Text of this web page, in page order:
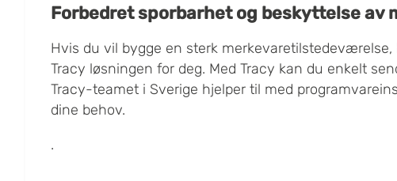
Forbedret sporbarhet og beskyttelse av
Hvis du vil bygge en sterk
Tracy løsningen for deg. Med Tracy kan du enkelt
Tracy-teamet i Sverige hjelper til med
dine behov.
.